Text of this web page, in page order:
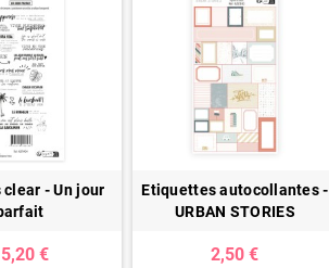
clear - Un jour
€
Etiquettes autocollantes -
URBAN STORIES
2,50 €